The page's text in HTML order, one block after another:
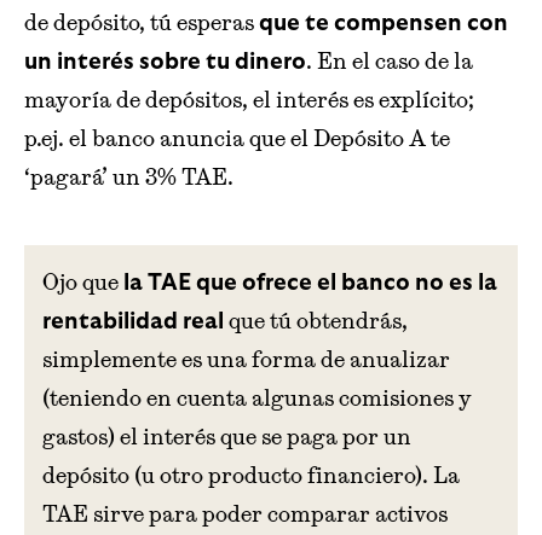
de depósito, tú esperas que te compensen con
un interés sobre tu dinero. En el caso de la
mayoría de depósitos, el interés es explícito;
p.ej. el banco anuncia que el Depósito A te
‘pagará’ un 3% TAE.
Ojo que la TAE que ofrece el banco no es la
rentabilidad real que tú obtendrás,
simplemente es una forma de anualizar
(teniendo en cuenta algunas comisiones y
gastos) el interés que se paga por un
depósito (u otro producto financiero). La
TAE sirve para poder comparar activos